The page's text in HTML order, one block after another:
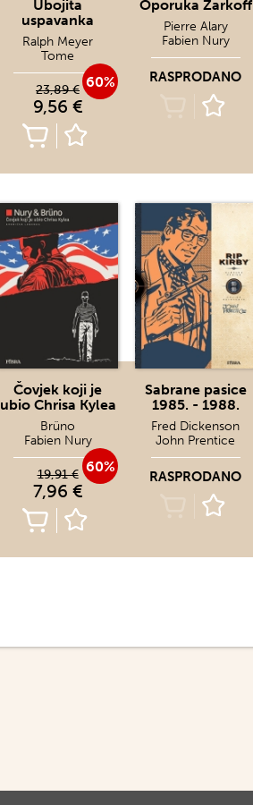
Ubojita
uspavanka
Ralph Meyer
Tome
60%
23,89 €
9,56 €
Oporuka Zarkoff
Pierre Alary
Fabien Nury
RASPRODANO
Čovjek koji je
ubio Chrisa Kylea
Brüno
Fabien Nury
60%
19,91 €
7,96 €
Sabrane pasice
1985. - 1988.
Fred Dickenson
John Prentice
RASPRODANO